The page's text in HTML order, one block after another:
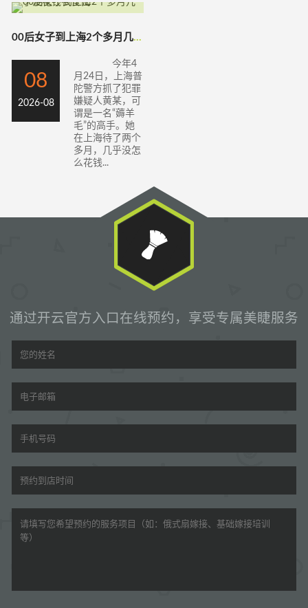
00后女子到上海2个多月几乎没花钱衣食住
08
2026-08
今年4
月24日，上海普
陀警方抓了犯罪
嫌疑人黄某，可
谓是一名“薅羊
毛”的高手。她
在上海待了两个
多月，几乎没怎
么花钱...
通过开云官方入口在线预约，享受专属美睫服务